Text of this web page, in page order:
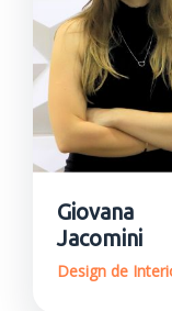
Giovana
Jacomini
Design de